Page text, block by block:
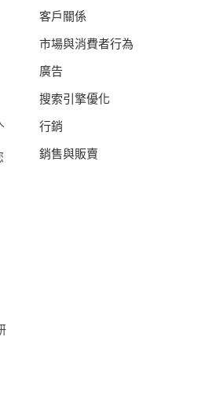
客戶關係
市場與消費者行為
廣告
搜索引擎優化
行銷
銷售與販賣